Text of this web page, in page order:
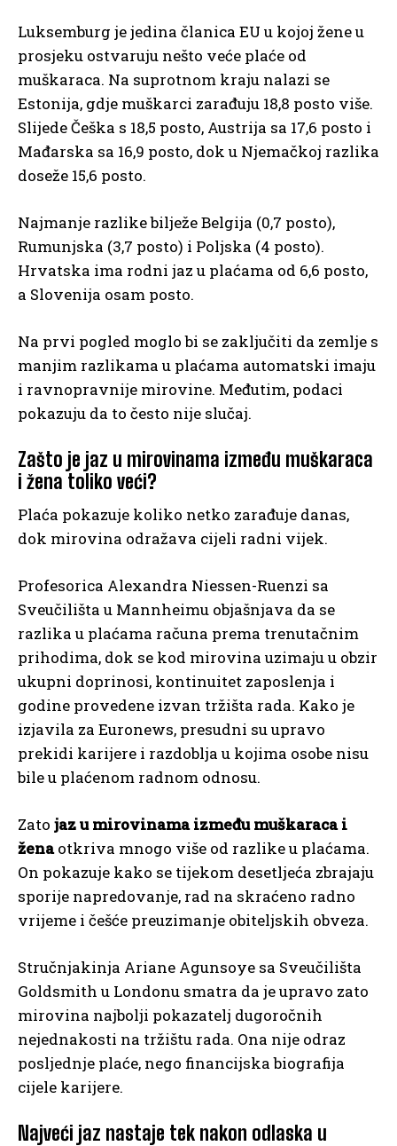
Luksemburg je jedina članica EU u kojoj žene u
prosjeku ostvaruju nešto veće plaće od
muškaraca. Na suprotnom kraju nalazi se
Estonija, gdje muškarci zarađuju 18,8 posto više.
Slijede Češka s 18,5 posto, Austrija sa 17,6 posto i
Mađarska sa 16,9 posto, dok u Njemačkoj razlika
doseže 15,6 posto.
Najmanje razlike bilježe Belgija (0,7 posto),
Rumunjska (3,7 posto) i Poljska (4 posto).
Hrvatska ima rodni jaz u plaćama od 6,6 posto,
a Slovenija osam posto.
Na prvi pogled moglo bi se zaključiti da zemlje s
manjim razlikama u plaćama automatski imaju
i ravnopravnije mirovine. Međutim, podaci
pokazuju da to često nije slučaj.
Zašto je jaz u mirovinama između muškaraca
i žena toliko veći?
Plaća pokazuje koliko netko zarađuje danas,
dok mirovina odražava cijeli radni vijek.
Profesorica Alexandra Niessen-Ruenzi sa
Sveučilišta u Mannheimu objašnjava da se
razlika u plaćama računa prema trenutačnim
prihodima, dok se kod mirovina uzimaju u obzir
ukupni doprinosi, kontinuitet zaposlenja i
godine provedene izvan tržišta rada. Kako je
izjavila za Euronews, presudni su upravo
prekidi karijere i razdoblja u kojima osobe nisu
bile u plaćenom radnom odnosu.
Zato jaz u mirovinama između muškaraca i
ženaotkriva mnogo više od razlike u plaćama.
On pokazuje kako se tijekom desetljeća zbrajaju
sporije napredovanje, rad na skraćeno radno
vrijeme i češće preuzimanje obiteljskih obveza.
Stručnjakinja Ariane Agunsoye sa Sveučilišta
Goldsmith u Londonu smatra da je upravo zato
mirovina najbolji pokazatelj dugoročnih
nejednakosti na tržištu rada. Ona nije odraz
posljednje plaće, nego financijska biografija
cijele karijere.
Najveći jaz nastaje tek nakon odlaska u